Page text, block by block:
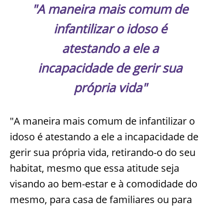
"A maneira mais comum de
infantilizar o idoso é
atestando a ele a
incapacidade de gerir sua
própria vida"
"A maneira mais comum de infantilizar o
idoso é atestando a ele a incapacidade de
gerir sua própria vida, retirando-o do seu
habitat, mesmo que essa atitude seja
visando ao bem-estar e à comodidade do
mesmo, para casa de familiares ou para